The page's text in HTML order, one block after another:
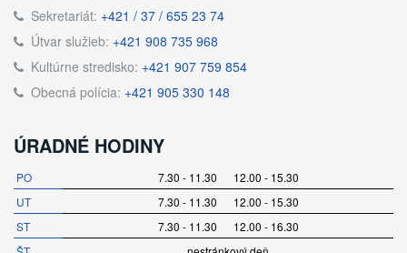
Sekretariát: +421 / 37 / 655 23 74
Útvar služieb: +421 908 735 968
Kultúrne stredisko: +421 907 759 854
Obecná polícia: +421 905 330 148
ÚRADNÉ HODINY
PO
7.30 - 11.30 12.00 - 15.30
UT
7.30 - 11.30 12.00 - 15.30
ST
7.30 - 11.30 12.00 - 16.30